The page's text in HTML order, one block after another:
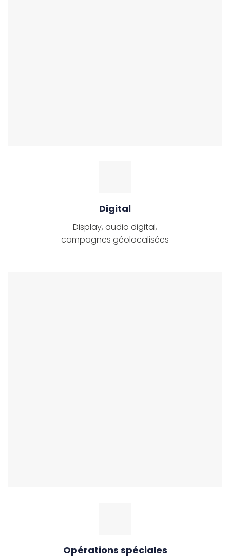
Digital
Display, audio digital,
campagnes géolocalisées
Opérations spéciales